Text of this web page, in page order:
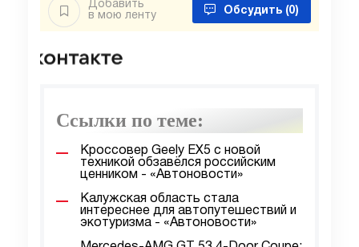
Добавить
в мою ленту
Обсудить (0)
Ссылки по теме:
Кроссовер Geely EX5 с новой
техникой обзавёлся российским
ценником - «Автоновости»
Калужская область стала
интереснее для автопутешествий и
экотуризма - «Автоновости»